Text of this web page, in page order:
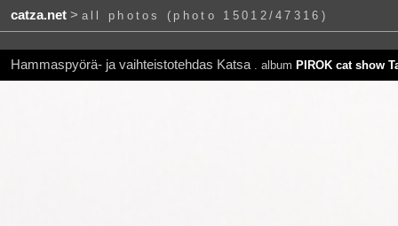
catza.net> all photos (photo 15012/47316)
Hammaspyörä- ja vaihteistotehdas Katsa . album PIROK cat show